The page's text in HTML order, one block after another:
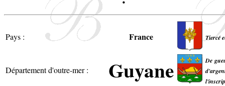
Pays : France Tiercé
Département d'outre-mer : Guyane
De